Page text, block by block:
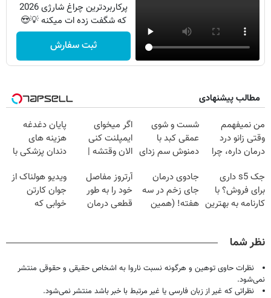
پرکاربردترین چراغ شارژی 2026
که شگفت زده ات میکنه 💡😍
ثبت سفارش
مطالب پیشنهادی
من نمیفهمم
وقتی زانو درد
درمان داره، چرا
تحمل میکنی؟❗
شست و شوی
عمقی کبد با
دمنوش سم زدای
اگر میخوای
ایمپلنت کنی
الان وقتشه |
میلیون تومان!!!
پایان دغدغه
هزینه های
دندان پزشکی با
خانگی
جک s5 داری
برای فروش؟ با
کارنامه به بهترین
جادوی درمان
جای زخم در سه
هفته! (همین
آرتروز مفاصل
خود را به طور
قطعی درمان
ویدیو هولناک از
جوان کارتن
خوابی که
نظر شما
نظرات حاوی توهین و هرگونه نسبت ناروا به اشخاص حقیقی و حقوقی منتشر
نمی‌شود.
نظراتی که غیر از زبان فارسی یا غیر مرتبط با خبر باشد منتشر نمی‌شود.